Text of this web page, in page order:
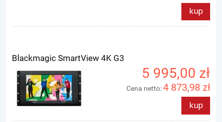
kup
Blackmagic SmartView 4K G3
5 995,00 zł
Cena netto:4 873,98 zł
kup